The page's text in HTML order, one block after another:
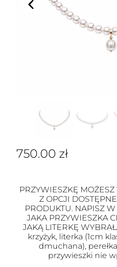
750.00 zł
PRZYWIESZKĘ
Z OPCJI
PRODUKTU. NAPISZ
JAKA PRZYWIESZKA
JAKĄ LITERKĘ
krzyżyk, literka (1cm
dmuchana),
przywieszki nie